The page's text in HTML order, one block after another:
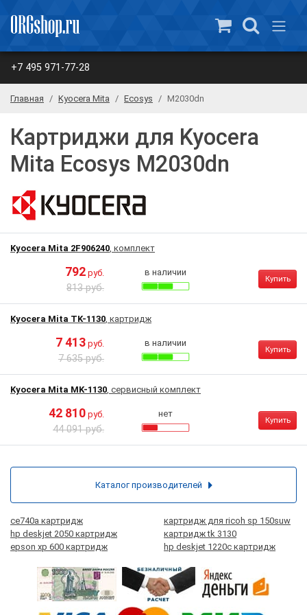
+7 495 971-77-28
Главная Kyocera Mita Ecosys M2030dn
Картриджи для Kyocera
Mita Ecosys M2030dn
Kyocera Mita 2F906240, комплект
792 руб.
813 руб.
в наличии
Купить
Kyocera Mita TK-1130, картридж
7 413 руб.
7 635 руб.
в наличии
Купить
Kyocera Mita MK-1130, сервисный комплект
42 810 руб.
44 091 руб.
нет
Купить
ce740a картридж
картридж для ricoh sp 150suw
hp deskjet 2050 картридж
картридж tk 3130
epson xp 600 картридж
hp deskjet 1220c картридж